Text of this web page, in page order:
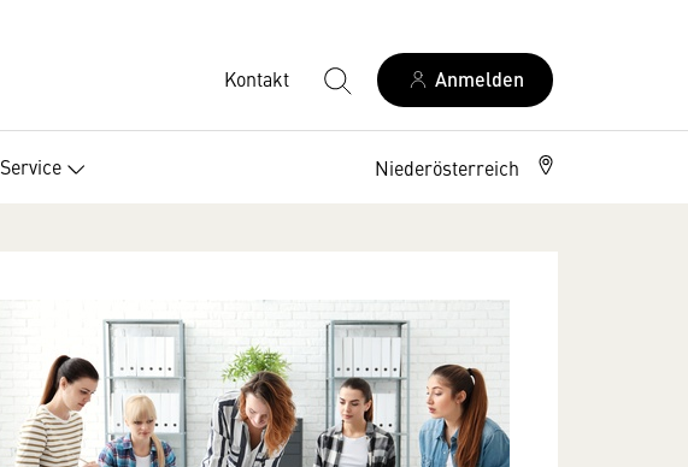
Kontakt Anmelden
Service Niederösterreich